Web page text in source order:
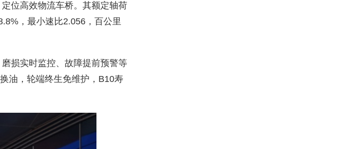
位高效物流车桥。其额定轴荷
，最小速比2.056，百公里
损实时监控、故障提前预警等
油，轮端终生免维护，B10寿